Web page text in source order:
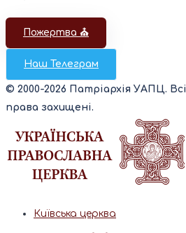
Пожертва ⛪️
Наш Телеграм
© 2000-2026 Патріархія УАПЦ. Всі
права захищені.
Київська церква